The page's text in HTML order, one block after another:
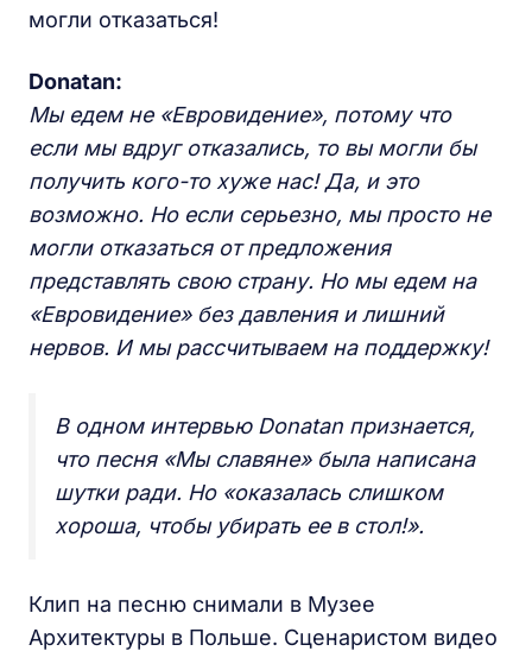
могли отказаться!
Donatan:
Мы едем не «Евровидение», потому что
если мы вдруг отказались, то вы могли бы
получить кого-то хуже нас! Да, и это
возможно. Но если серьезно, мы просто не
могли отказаться от предложения
представлять свою страну. Но мы едем на
«Евровидение» без давления и лишний
нервов. И мы рассчитываем на поддержку!
В одном интервью Donatan признается,
что песня «Мы славяне» была написана
шутки ради. Но «оказалась слишком
хороша, чтобы убирать ее в стол!».
Клип на песню снимали в Музее
Архитектуры в Польше. Сценаристом видео